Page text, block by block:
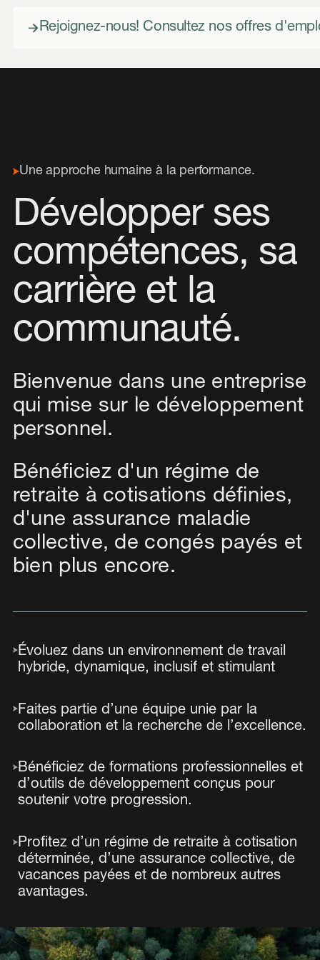
Rejoignez-nous! Consultez nos offres
Rejoignez-nous! Consultez nos offres
Une approche humaine à la performance.
Développer ses
compétences, sa
carrière et la
communauté.
Bienvenue dans une entreprise
qui mise sur le développement
personnel.
Bénéficiez d'un régime de
retraite à cotisations définies,
d'une assurance maladie
collective, de congés payés et
bien plus encore.
Évoluez dans un environnement de travail
hybride, dynamique, inclusif et stimulant
Faites partie d’une équipe unie par la
collaboration et la recherche de l’excellence.
Bénéficiez de formations professionnelles et
d’outils de développement conçus pour
soutenir votre progression.
Profitez d’un régime de retraite à cotisation
déterminée, d’une assurance collective, de
vacances payées et de nombreux autres
avantages.